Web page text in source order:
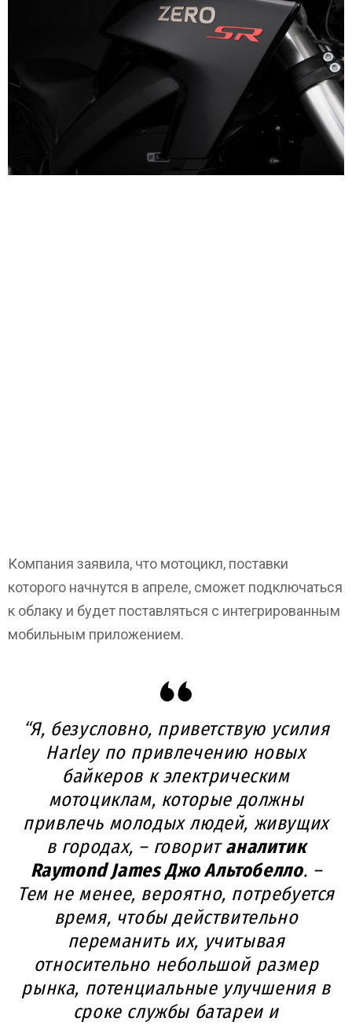
Компания заявила, что мотоцикл, поставки
которого начнутся в апреле, сможет подключаться
к облаку и будет поставляться с интегрированным
мобильным приложением.
“Я, безусловно, приветствую усилия
Harley по привлечению новых
байкеров к электрическим
мотоциклам, которые должны
привлечь молодых людей, живущих
в городах, – говоританалитик
Raymond James Джо Альтобелло. –
Тем не менее, вероятно, потребуется
время, чтобы действительно
переманить их, учитывая
относительно небольшой размер
рынка, потенциальные улучшения в
сроке службы батареи и